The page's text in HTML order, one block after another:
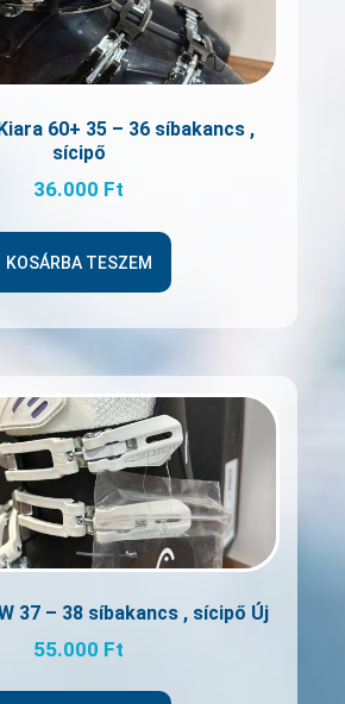
60+ 35 – 36 síbakancs ,
sícipő
36.000 Ft
KOSÁRBA TESZEM
37 – 38 síbakancs , sícipő Új
55.000 Ft